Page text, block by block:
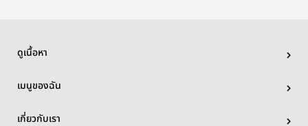
ดูเนื้อหา
เมนูของฉัน
เกี่ยวกับเรา